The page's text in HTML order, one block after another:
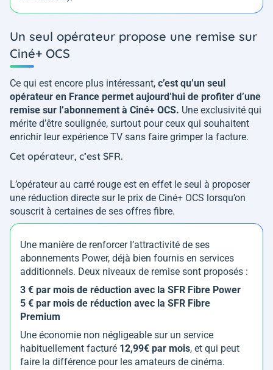
Un seul opérateur propose une remise sur
Ciné+ OCS
Ce qui est encore plus intéressant, c’est qu’un seul
opérateur en France permet aujourd’hui de profiter d’une
remise sur l’abonnement à Ciné+ OCS. Une exclusivité qui
mérite d’être soulignée, surtout pour ceux qui souhaitent
enrichir leur expérience TV sans faire grimper la facture.
Cet opérateur, c’est SFR.
L’opérateur au carré rouge est en effet le seul à proposer
une réduction directe sur le prix de Ciné+ OCS lorsqu’on
souscrit à certaines de ses offres fibre.
Une manière de renforcer l’attractivité de ses
abonnements Power, déjà bien fournis en services
additionnels. Deux niveaux de remise sont proposés :
3 € par mois de réduction avec la SFR Fibre Power
5 € par mois de réduction avec la SFR Fibre
Premium
Une économie non négligeable sur un service
habituellement facturé 12,99€ par mois, et qui peut
faire la différence pour les amateurs de cinéma.